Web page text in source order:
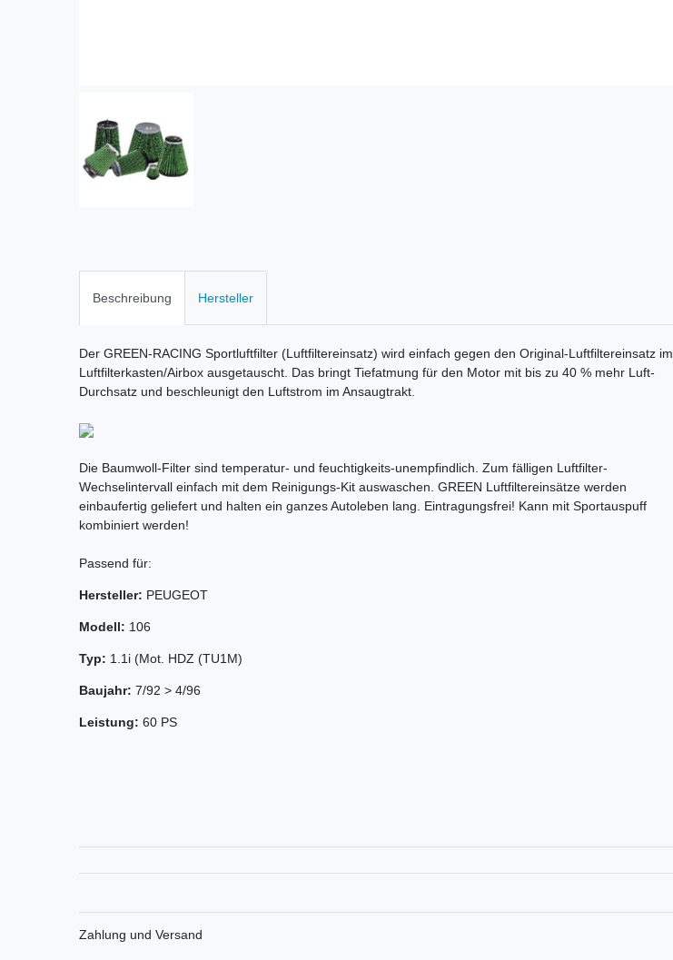
Beschreibung Hersteller
Der GREEN-RACING Sportluftfilter (Luftfiltereinsatz) wird einfach gegen den Original-Luftfiltereinsatz im
Luftfilterkasten/Airbox ausgetauscht. Das bringt Tiefatmung für den Motor mit bis zu 40 % mehr Luft-
Durchsatz und beschleunigt den Luftstrom im Ansaugtrakt.
Die Baumwoll-Filter sind temperatur- und feuchtigkeits-unempfindlich. Zum fälligen Luftfilter-
Wechselintervall einfach mit dem Reinigungs-Kit auswaschen. GREEN Luftfiltereinsätze werden
einbaufertig geliefert und halten ein ganzes Autoleben lang. Eintragungsfrei! Kann mit Sportauspuff
kombiniert werden!
Passend für:
Hersteller: PEUGEOT
Modell: 106
Typ: 1.1i (Mot. HDZ (TU1M)
Baujahr: 7/92 > 4/96
Leistung: 60 PS
Zahlung und Versand